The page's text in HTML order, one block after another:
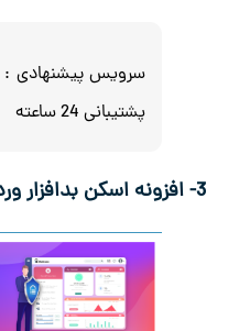
سرویس پیشنهادی :
پشتیبانی 24 ساعته
3- افزونه اسکن بدافزار وردپرس